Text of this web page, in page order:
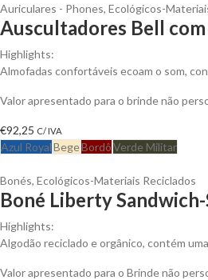
Auriculares - Phones, Ecológicos-
Auscultadores Bell
Highlights:
Almofadas confortáveis ecoam o som,
Valor apresentado para o brinde não
€92,25 C/ IVA
Azul RoyalBegeBordôVerde Militar
Bonés, Ecológicos-Materiais Reciclados
Boné Liberty
Highlights:
Algodão reciclado e orgânico, contém
Valor apresentado para o Brinde não